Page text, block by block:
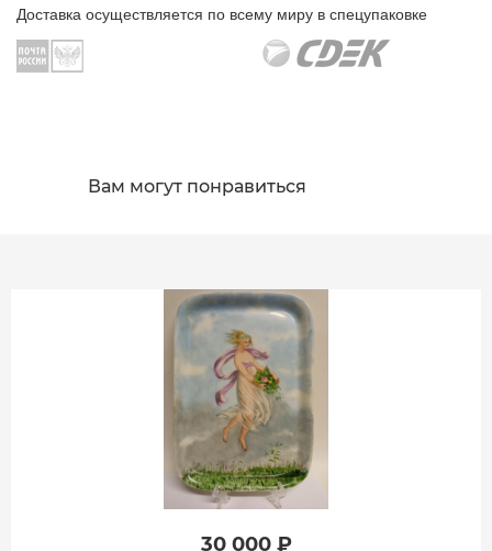
Доставка осуществляется по всему миру в спецупаковке
Вам могут понравиться
30 000 ₽